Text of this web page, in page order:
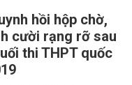
hồi hộp chờ,
cười rạng rỡ sau
thi THPT quốc